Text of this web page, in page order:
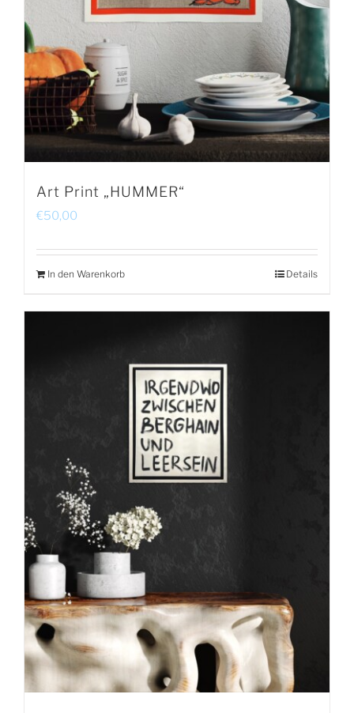
Art Print „HUMMER“
€50,00
In den Warenkorb Details